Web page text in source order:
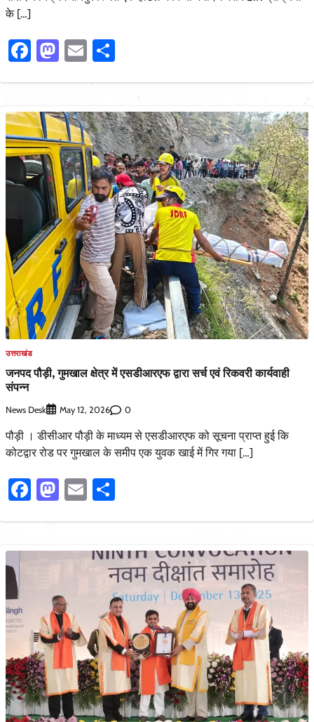
के […]
Facebook
Mastodon
Email
उत्तराखंड
जनपद पौड़ी, गुमखाल क्षेत्र में एसडीआरएफ द्वारा सर्च एवं रिकवरी कार्यवाही
संपन्न
News Desk May 12, 2026 0
पौड़ी । डीसीआर पौड़ी के माध्यम से एसडीआरएफ को सूचना प्राप्त हुई कि
कोटद्वार रोड पर गुमखाल के समीप एक युवक खाई में गिर गया […]
Facebook
Mastodon
Email